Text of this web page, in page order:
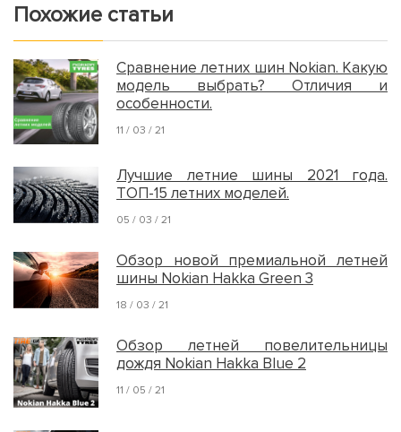
Похожие статьи
Сравнение летних шин Nokian. Какую
модель выбрать? Отличия и
особенности.
11 / 03 / 21
Лучшие летние шины 2021 года.
ТОП-15 летних моделей.
05 / 03 / 21
Обзор новой премиальной летней
шины Nokian Hakka Green 3
18 / 03 / 21
Обзор летней повелительницы
дождя Nokian Hakka Blue 2
11 / 05 / 21